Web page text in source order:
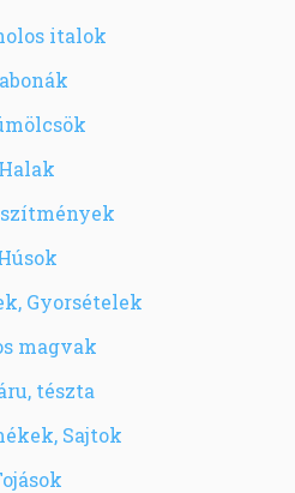
italok
Halak
Gyorsételek
magvak
tészta
Sajtok